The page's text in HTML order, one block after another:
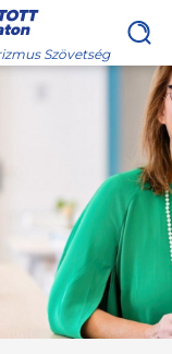
Szövetség